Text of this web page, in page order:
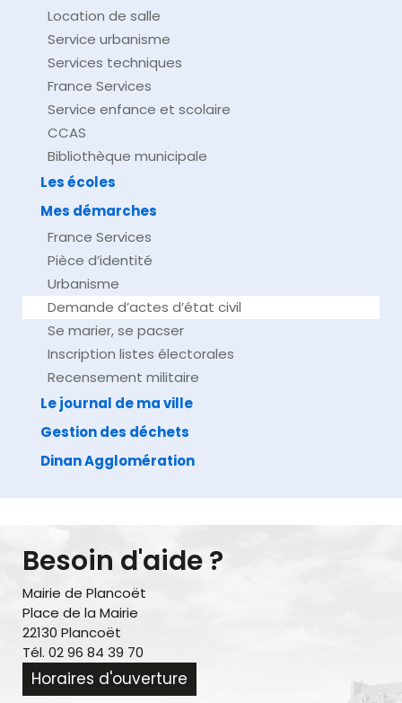
Location de salle
Service urbanisme
Services techniques
France Services
Service enfance et scolaire
CCAS
Bibliothèque municipale
Les écoles
Mes démarches
France Services
Pièce d’identité
Urbanisme
Demande d’actes d’état civil
Se marier, se pacser
Inscription listes électorales
Recensement militaire
Le journal de ma ville
Gestion des déchets
Dinan Agglomération
Besoin d'aide ?
Mairie de Plancoët
Place de la Mairie
22130 Plancoët
Tél. 02 96 84 39 70
Horaires d'ouverture